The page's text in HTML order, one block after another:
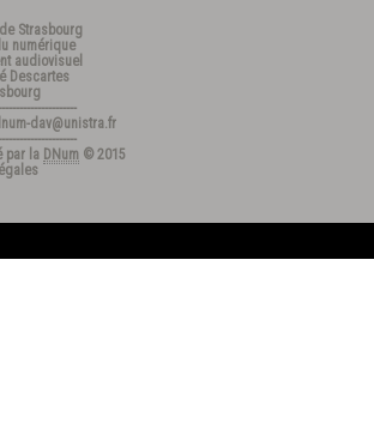
Strasbourg
numérique
audiovisuel
Descartes
dav@unistra.fr
par la DNum © 2015